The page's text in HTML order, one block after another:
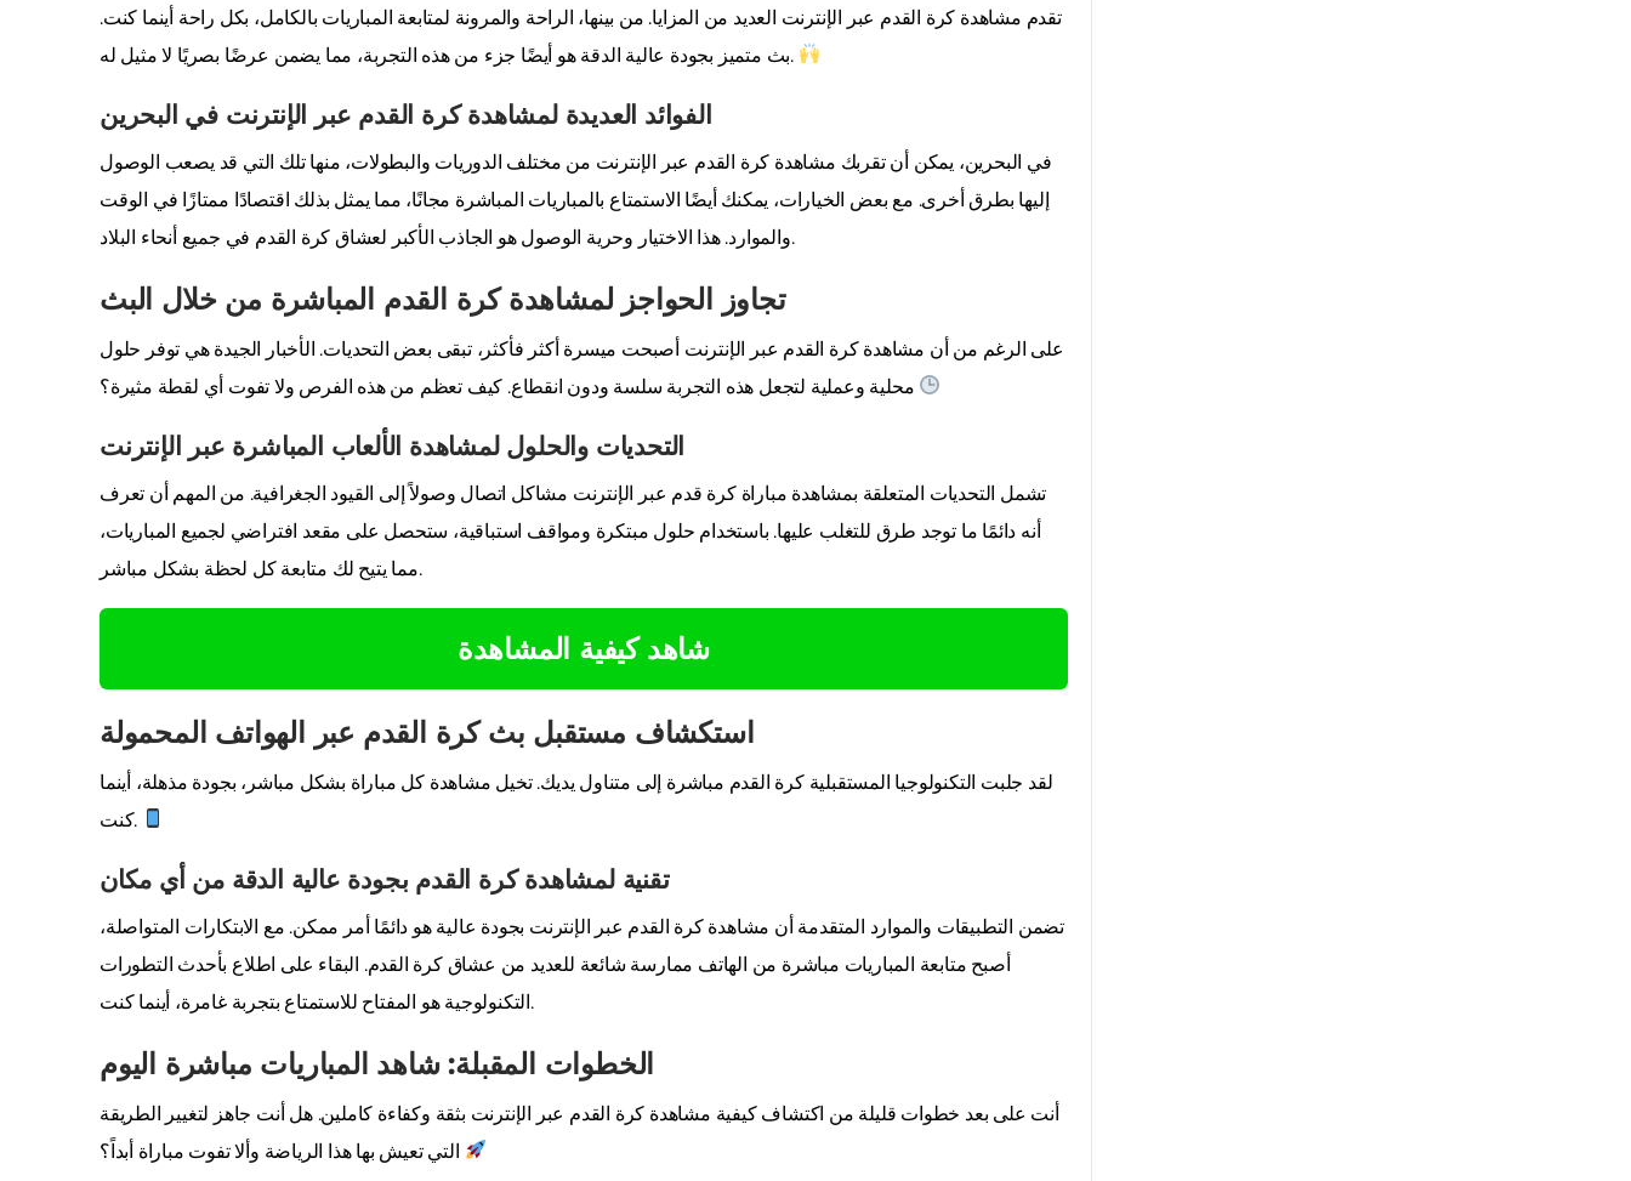
تقدم مشاهدة كرة القدم عبر الإنترنت العديد من المزايا. من بينها، الراحة والمرونة لمتابعة المباريات بالكامل، بكل راحة أينما كنت.
بث متميز بجودة عالية الدقة هو أيضًا جزء من هذه التجربة، مما يضمن عرضًا بصريًا لا مثيل له.
الفوائد العديدة لمشاهدة كرة القدم عبر الإنترنت في البحرين
في البحرين، يمكن أن تقربك مشاهدة كرة القدم عبر الإنترنت من مختلف الدوريات والبطولات، منها تلك التي قد يصعب الوصول
إليها بطرق أخرى. مع بعض الخيارات، يمكنك أيضًا الاستمتاع بالمباريات المباشرة مجانًا، مما يمثل بذلك اقتصادًا ممتازًا في الوقت
والموارد. هذا الاختيار وحرية الوصول هو الجاذب الأكبر لعشاق كرة القدم في جميع أنحاء البلاد.
تجاوز الحواجز لمشاهدة كرة القدم المباشرة من خلال البث
على الرغم من أن مشاهدة كرة القدم عبر الإنترنت أصبحت ميسرة أكثر فأكثر، تبقى بعض التحديات. الأخبار الجيدة هي توفر حلول
التحديات والحلول لمشاهدة الألعاب المباشرة عبر الإنترنت
تشمل التحديات المتعلقة بمشاهدة مباراة كرة قدم عبر الإنترنت مشاكل اتصال وصولاً إلى القيود الجغرافية. من المهم أن تعرف
أنه دائمًا ما توجد طرق للتغلب عليها. باستخدام حلول مبتكرة ومواقف استباقية، ستحصل على مقعد افتراضي لجميع المباريات،
مما يتيح لك متابعة كل لحظة بشكل مباشر.
شاهد كيفية المشاهدة
استكشاف مستقبل بث كرة القدم عبر الهواتف المحمولة
لقد جلبت التكنولوجيا المستقبلية كرة القدم مباشرة إلى متناول يديك. تخيل مشاهدة كل مباراة بشكل مباشر، بجودة مذهلة، أينما
كنت.
تقنية لمشاهدة كرة القدم بجودة عالية الدقة من أي مكان
تضمن التطبيقات والموارد المتقدمة أن مشاهدة كرة القدم عبر الإنترنت بجودة عالية هو دائمًا أمر ممكن. مع الابتكارات المتواصلة،
أصبح متابعة المباريات مباشرة من الهاتف ممارسة شائعة للعديد من عشاق كرة القدم. البقاء على اطلاع بأحدث التطورات
التكنولوجية هو المفتاح للاستمتاع بتجربة غامرة، أينما كنت.
الخطوات المقبلة: شاهد المباريات مباشرة اليوم
أنت على بعد خطوات قليلة من اكتشاف كيفية مشاهدة كرة القدم عبر الإنترنت بثقة وكفاءة كاملين. هل أنت جاهز لتغيير الطريقة